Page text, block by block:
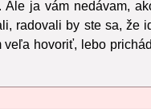
ja vám nedávam,
radovali by ste sa, že
veľa hovoriť, lebo